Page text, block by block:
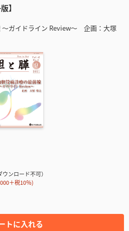
】
〜ガイドライン Review〜 企画：大塚
ンロード不可）
＋税10％)
トに入れる